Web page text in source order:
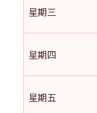
星期三
星期四
星期五